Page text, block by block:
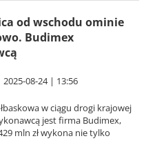
od wschodu ominie
Budimex
2025-08-24 | 13:56
w ciągu drogi krajowej
jest firma Budimex,
mln zł wykona nie tylko